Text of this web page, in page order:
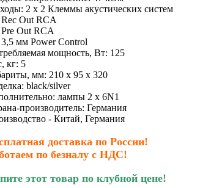
2 х 2 Клеммы акустических систем
Rec Out RCA
Pre Out RCA
мм Power Control
мощность, Вт: 125
кг: 5
мм: 210 x 95 x 320
black/silver
лампы 2 х 6N1
производитель: Германия
- Китай, Германия
доставка по России!
по безналу с НДС!
этот товар по клубной цене!